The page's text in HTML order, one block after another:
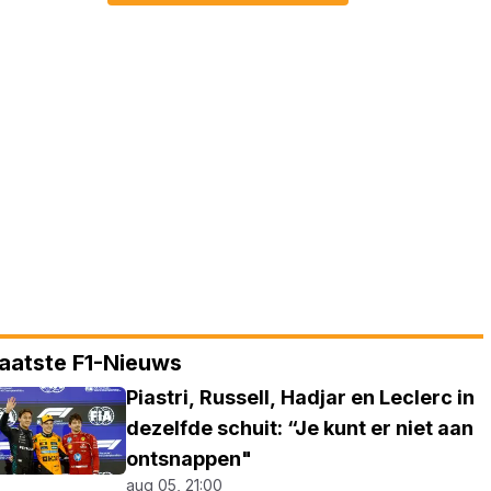
F1-Nieuws
Piastri, Russell, Hadjar en Leclerc in
dezelfde schuit: “Je kunt er niet aan
ontsnappen"
aug 05, 21:00